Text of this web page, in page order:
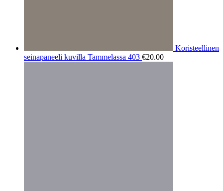
Koristeellinen
seinapaneeli kuvilla Tammelassa 403 €20.00